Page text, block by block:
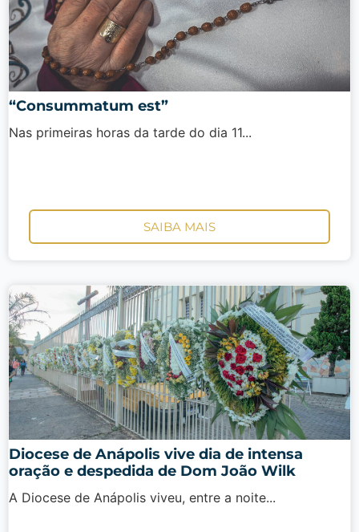
“Consummatum est”
Nas primeiras horas da tarde do dia 11...
SAIBA MAIS
Diocese de Anápolis vive dia de intensa
oração e despedida de Dom João Wilk
A Diocese de Anápolis viveu, entre a noite...